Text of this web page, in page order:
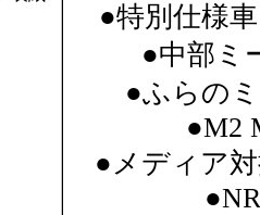
●特別仕様
●中部ミ
●ふらの
●M2
●メディア